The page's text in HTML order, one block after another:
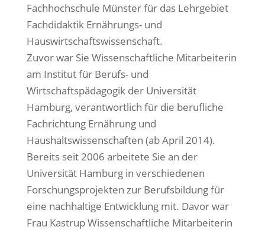
Fachhochschule Münster für das Lehrgebiet
Fachdidaktik Ernährungs- und
Hauswirtschaftswissenschaft.
Zuvor war Sie Wissenschaftliche Mitarbeiterin
am Institut für Berufs- und
Wirtschaftspädagogik der Universität
Hamburg, verantwortlich für die berufliche
Fachrichtung Ernährung und
Haushaltswissenschaften (ab April 2014).
Bereits seit 2006 arbeitete Sie an der
Universität Hamburg in verschiedenen
Forschungsprojekten zur Berufsbildung für
eine nachhaltige Entwicklung mit. Davor war
Frau Kastrup Wissenschaftliche Mitarbeiterin